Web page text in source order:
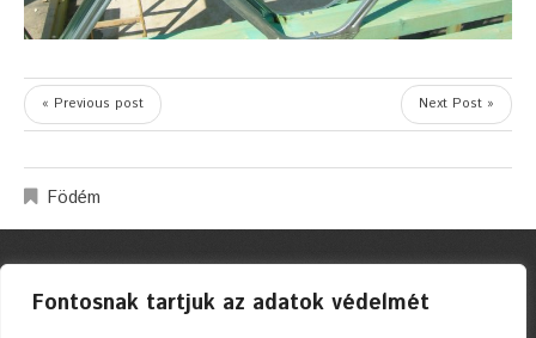
Fontosnak tartjuk az adatok védelmét
« Previous post Next Post »
Födém